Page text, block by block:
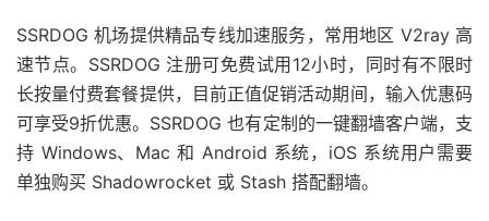
SSRDOG 机场提供精品专线加速服务，常用地区 V2ray 高
速节点。SSRDOG 注册可免费试用12小时，同时有不限时
长按量付费套餐提供，目前正值促销活动期间，输入优惠码
可享受9折优惠。SSRDOG 也有定制的一键翻墙客户端，支
持 Windows、Mac 和 Android 系统，iOS 系统用户需要
单独购买 Shadowrocket 或 Stash 搭配翻墙。